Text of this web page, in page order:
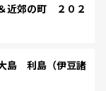
近郊の町 ２０２
島 利島（伊豆諸